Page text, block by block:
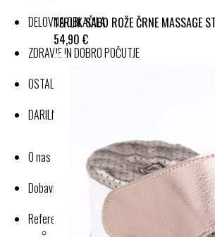
TERLIK SABO ROŽE ČRNE MASSAGE
54,90 €
DELOVNA OBLAČILA
ZDRAVJE IN DOBRO POČUTJE
OSTALI IZDELKI
DARILNI BONI
O nas
Dobavitelji-proizvajalci
Reference